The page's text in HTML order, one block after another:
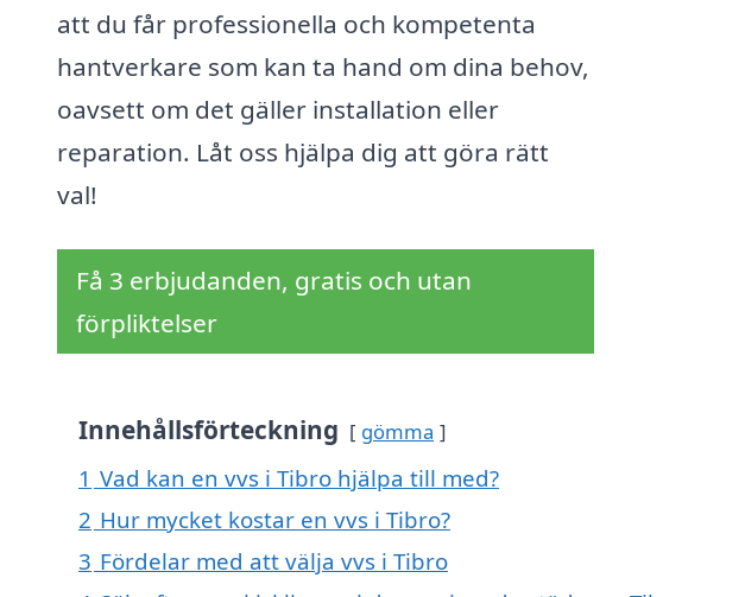
att du får professionella och kompetenta
hantverkare som kan ta hand om dina behov,
oavsett om det gäller installation eller
reparation. Låt oss hjälpa dig att göra rätt
val!
Få 3 erbjudanden, gratis och utan
förpliktelser
Innehållsförteckning gömma
1 Vad kan en vvs i Tibro hjälpa till med?
2 Hur mycket kostar en vvs i Tibro?
3 Fördelar med att välja vvs i Tibro